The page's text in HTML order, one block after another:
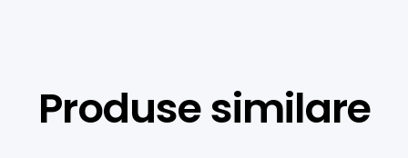
Produse similare